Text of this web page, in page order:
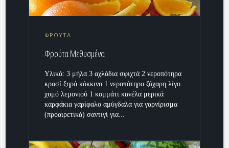
ΦΡΟΥΤΑ
Φρούτα Μεθυσμένα
Υλικά: 3 μήλα 3 αχλάδια σφιχτά 2 νεροπότηρα
κρασί ξηρό κόκκινο 1 νεροπότηρο ζάχαρη λίγο
χυμό λεμονιού 1 κομμάτι κανέλα μερικά
καρφάκια γαρίφαλο αμύγδαλα για γαρνίρισμα
(προαιρετικά) σαντιγί για...